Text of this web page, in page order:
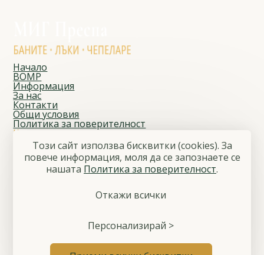
Начало
ВОМР
Информация
За нас
Контакти
Общи условия
Политика за поверителност
Контакти
Адрес
Чепеларе, ул. „Йордан Данчев“ № 1
E-mail
migprespa@gmail.com
Управление на бисквитките
Този сайт използва бисквитки (cookies). За
повече информация, моля да се запознаете се
нашaтa Политика за поверителност.
Откажи всички
Персонализирай >